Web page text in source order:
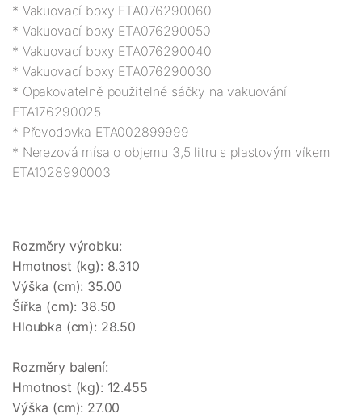
* Vakuovací boxy ETA076290060
* Vakuovací boxy ETA076290050
* Vakuovací boxy ETA076290040
* Vakuovací boxy ETA076290030
* Opakovatelně použitelné sáčky na vakuování
ETA176290025
* Převodovka ETA002899999
* Nerezová mísa o objemu 3,5 litru s plastovým víkem
Rozměry výrobku:
Hmotnost (kg): 8.310
Výška (cm): 35.00
Šířka (cm): 38.50
Hloubka (cm): 28.50
Rozměry balení:
Hmotnost (kg): 12.455
Výška (cm): 27.00